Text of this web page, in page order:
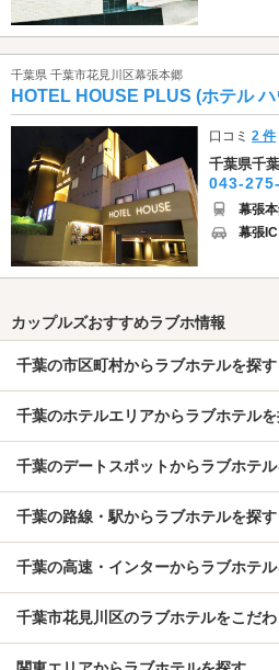
千葉県 千葉市花見川区幕張本郷
HOTEL HOUSE PLUS (ホテル
口コミ2 件
千葉県千
043-
幕張
幕張IC
カップルズおすすめラブホ情報
千葉の市区町村からラブホテルを探す
千葉のホテルエリアからラブホテル
千葉のデートスポットからラブホテ
千葉の路線・駅からラブホテルを探す
千葉の高速・インターからラブホテ
千葉市花見川区のラブホテルをこだ